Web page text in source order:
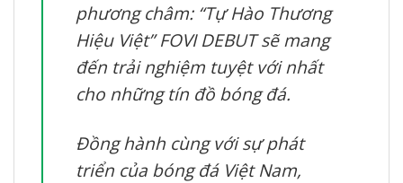
phương châm: “Tự Hào Thương
Hiệu Việt” FOVI DEBUT sẽ mang
đến trải nghiệm tuyệt với nhất
cho những tín đồ bóng đá.
Đồng hành cùng với sự phát
triển của bóng đá Việt Nam,